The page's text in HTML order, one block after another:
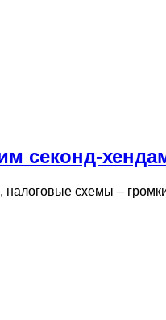
секонд-
схемы –